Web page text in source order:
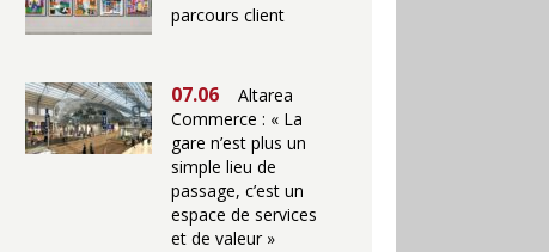
parcours client
07.06
Altarea
Commerce : « La
gare n’est plus un
simple lieu de
passage, c’est un
espace de services
et de valeur »